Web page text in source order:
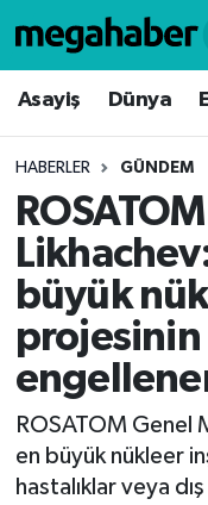
Asayiş Dünya
HABERLER GÜNDEM
büyük
projesinin
ROSATOM Genel
en büyük nükleer
hastalıklar veya
Hava Durumu
Süper Lig Puan
Tüm Manşetler
Son Dakika
Haber Arşivi